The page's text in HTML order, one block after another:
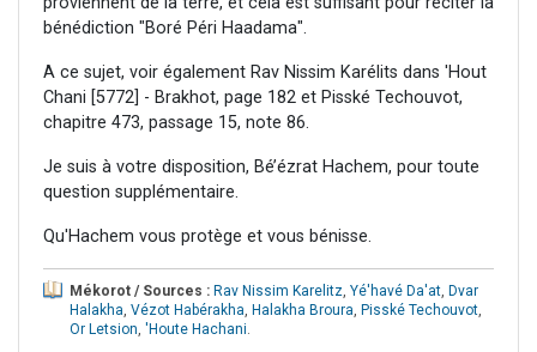
bénédiction "Boré Péri Haadama".
A ce sujet, voir également Rav Nissim Karélits dans 'Hout
Chani [5772] - Brakhot, page 182 et Pisské Techouvot,
chapitre 473, passage 15, note 86.
Je suis à votre disposition, Bé’ézrat Hachem, pour toute
question supplémentaire.
Qu'Hachem vous protège et vous bénisse.
Mékorot / Sources : Rav Nissim Karelitz, Yé'havé Da'at, Dvar
Halakha, Vézot Habérakha, Halakha Broura, Pisské Techouvot,
Or Letsion, 'Houte Hachani.